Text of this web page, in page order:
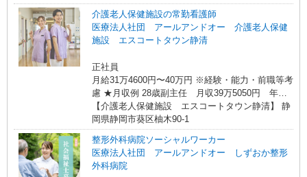
金1万3800円＋手当（住宅2万円＋特別給3000円）
介護老人保健施設の常勤看護師
医療法人社団 アールアンドオー 介護老人保健
施設 エスコートタウン静清
正社員
月給31万4600円〜40万円 ※経験・能力・前職等考
慮 ★月収例 28歳副主任 月収39万5050円 年収
534万4600円 基本給25万8900円＋業績給1万5000
円＋退職前払金1万3000円＋手当（役職3万円＋住
宅3万円＋夜勤4万3150円＋夜勤特別5000円） 33
歳主任 月収45万1400円 年収614万1300円 基本
給29万7000円＋業績給1万5000円＋退職前払金1万
4900円＋手当（役職5万円＋住宅2万円＋夜勤4万
【介護老人保健施設 エスコートタウン静清】 静
岡県静岡市葵区柚木90-1
整形外科病院ソーシャルワーカー
医療法人社団 アールアンドオー しずおか整形
外科病院